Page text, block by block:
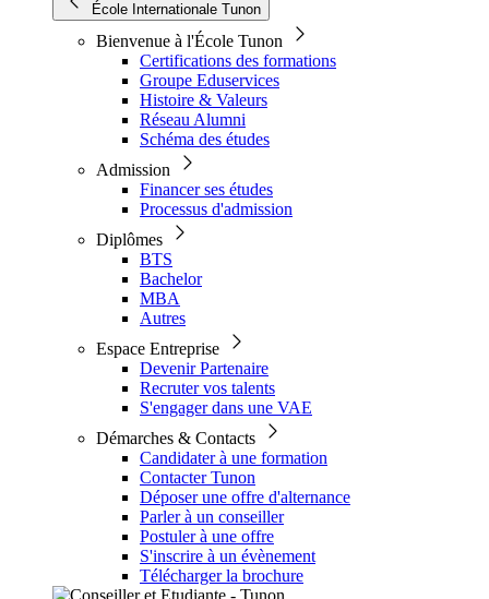
École Internationale Tunon
Bienvenue à l'École Tunon
Certifications des formations
Groupe Eduservices
Histoire & Valeurs
Réseau Alumni
Schéma des études
Admission
Financer ses études
Processus d'admission
Diplômes
BTS
Bachelor
MBA
Autres
Espace Entreprise
Devenir Partenaire
Recruter vos talents
S'engager dans une VAE
Démarches & Contacts
Candidater à une formation
Contacter Tunon
Déposer une offre d'alternance
Parler à un conseiller
Postuler à une offre
S'inscrire à un évènement
Télécharger la brochure